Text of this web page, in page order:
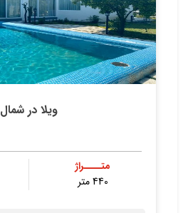
ویلا در شمال
متــــراژ
440 متر